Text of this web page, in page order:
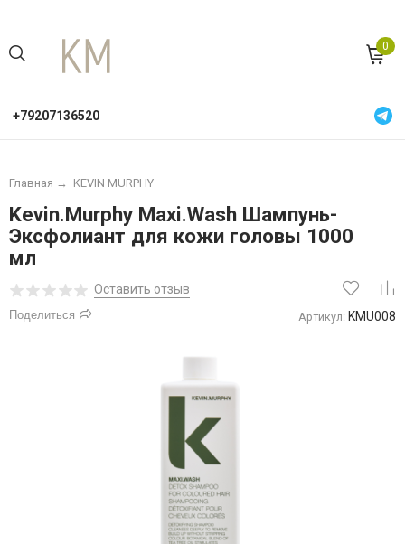
0
+79207136520
Главная → KEVIN MURPHY
Kevin.Murphy Maxi.Wash Шампунь-
Эксфолиант для кожи головы 1000
мл
Оставить отзыв
Поделиться Артикул: KMU008